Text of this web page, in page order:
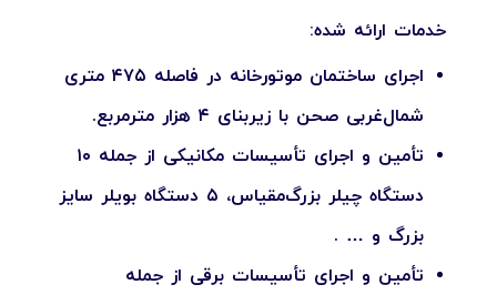
خدمات ارائه شده:
اجرای ساختمان موتورخانه در فاصله ۴۷۵ متری
شمال‌غربی صحن با زیربنای ۴ هزار مترمربع.
تأمین و اجرای تأسیسات مکانیکی از جمله ۱۰
دستگاه چیلر بزرگ‌مقیاس، ۵ دستگاه بویلر سایز
بزرگ و … .
تأمین و اجرای تأسیسات برقی از جمله